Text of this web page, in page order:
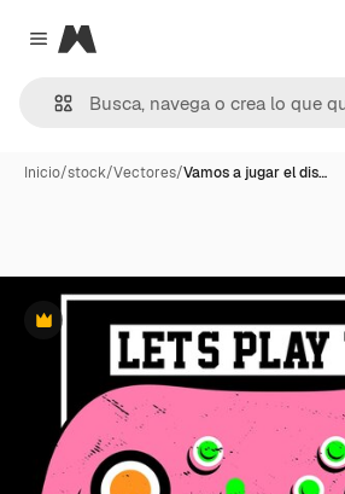
Close menu
Magnific
Inicio/stock/Vectores/Vamos a jugar el dis…
Premium